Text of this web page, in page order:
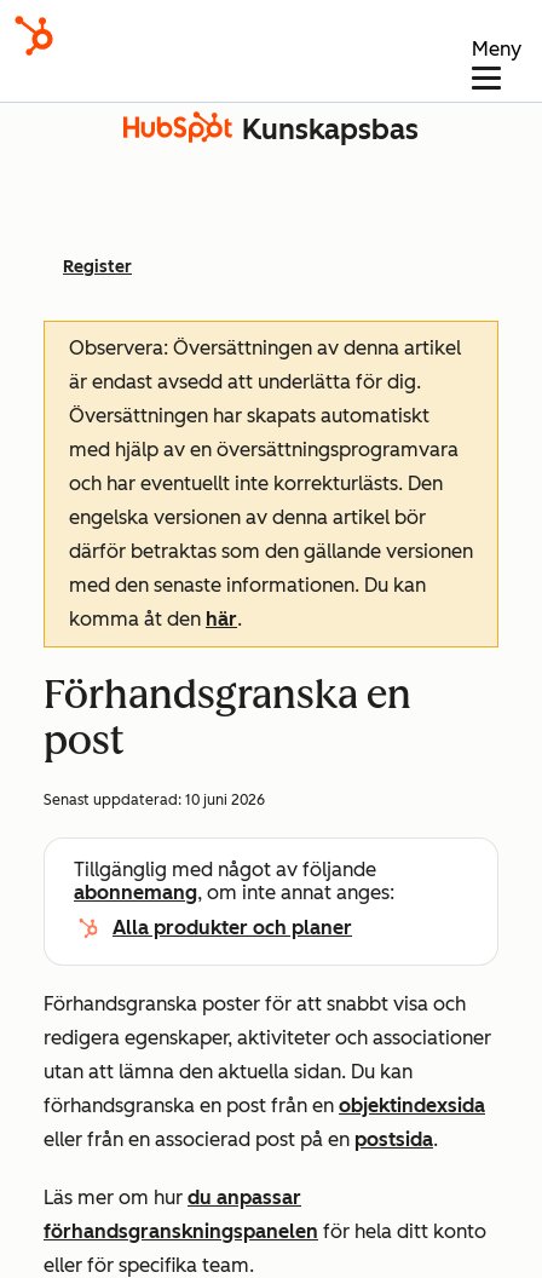
Meny
Kunskapsbas
Register
Observera: Översättningen av denna artikel
är endast avsedd att underlätta för dig.
Översättningen har skapats automatiskt
med hjälp av en översättningsprogramvara
och har eventuellt inte korrekturlästs. Den
engelska versionen av denna artikel bör
därför betraktas som den gällande versionen
med den senaste informationen. Du kan
komma åt den här.
Förhandsgranska en
post
Senast uppdaterad: 10 juni 2026
Tillgänglig med något av följande
abonnemang, om inte annat anges:
Alla produkter och planer
Förhandsgranska poster för att snabbt visa och
redigera egenskaper, aktiviteter och associationer
utan att lämna den aktuella sidan. Du kan
förhandsgranska en post från en objektindexsida
eller från en associerad post på en postsida.
Läs mer om hur du anpassar
förhandsgranskningspanelen för hela ditt konto
eller för specifika team.